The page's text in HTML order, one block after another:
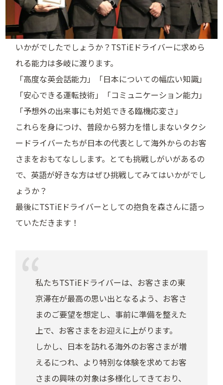
いかがでしたでしょうか？TSTiEドライバーに求めら
れる能力は多岐に渡ります。
「高度な英会話能力」「日本についての幅広い知識」
「安心できる運転技術」「コミュニケーション能力」
「予想外の出来事にも対処できる臨機応変さ」
これらを身につけ、普段から努力を惜しまないタクシ
ードライバーたちが日本の代表として海外からのお客
さまをおもてなしします。とても挑戦しがいがあるの
で、英語が好きな方はぜひ挑戦してみてはいかがでし
ょうか？
最後にTSTiEドライバーとしての抱負を森さんに語っ
ていただきます！
私たちTSTiEドライバーは、お客さまの東
京滞在が最高の思い出となるよう、お客さ
まのご要望を想定し、事前に準備を整えた
上で、お客さまをお迎えに上がります。
しかし、日本を訪れる海外のお客さまが増
えるにつれ、より特別な体験を求めてお客
さまの興味の対象は多様化してきており、